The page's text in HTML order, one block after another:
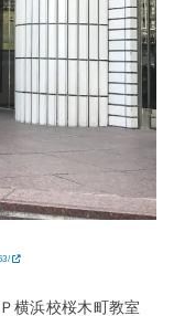
横浜校桜木町教室